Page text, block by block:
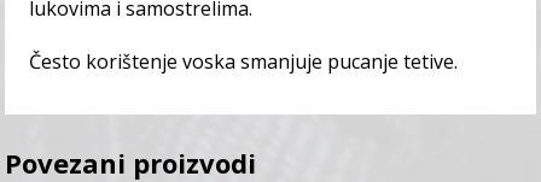
lukovima i samostrelima.
Često korištenje voska smanjuje pucanje tetive.
Povezani proizvodi